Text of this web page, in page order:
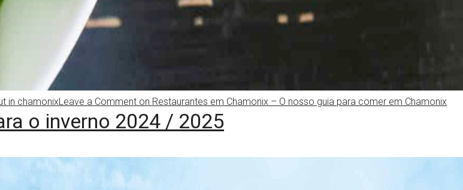
in chamonixLeave a Comment on Restaurantes em Chamonix – O nosso guia para comer em Chamonix
o inverno 2024 / 2025